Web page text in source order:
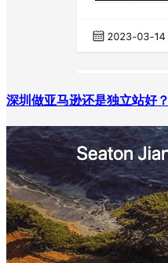
深圳做亚马逊还是独立站好？